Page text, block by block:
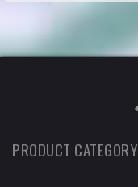
PRODUCT CATEGORY